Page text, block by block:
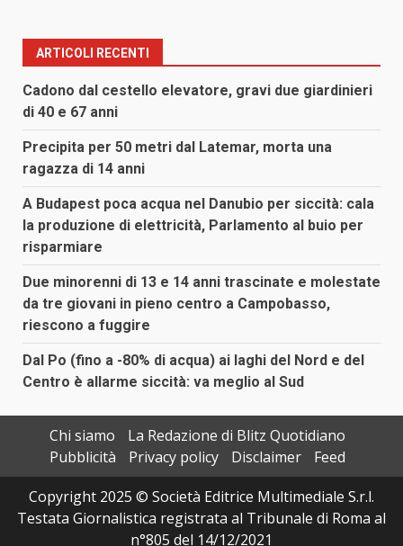
ARTICOLI RECENTI
Cadono dal cestello elevatore, gravi due giardinieri
di 40 e 67 anni
Precipita per 50 metri dal Latemar, morta una
ragazza di 14 anni
A Budapest poca acqua nel Danubio per siccità: cala
la produzione di elettricità, Parlamento al buio per
risparmiare
Due minorenni di 13 e 14 anni trascinate e molestate
da tre giovani in pieno centro a Campobasso,
riescono a fuggire
Dal Po (fino a -80% di acqua) ai laghi del Nord e del
Centro è allarme siccità: va meglio al Sud
Chi siamo
La Redazione di Blitz Quotidiano
Pubblicità
Privacy policy Disclaimer
Feed
Copyright 2025 © Società Editrice Multimediale S.r.l.
Testata Giornalistica registrata al Tribunale di Roma al
n°805 del 14/12/2021